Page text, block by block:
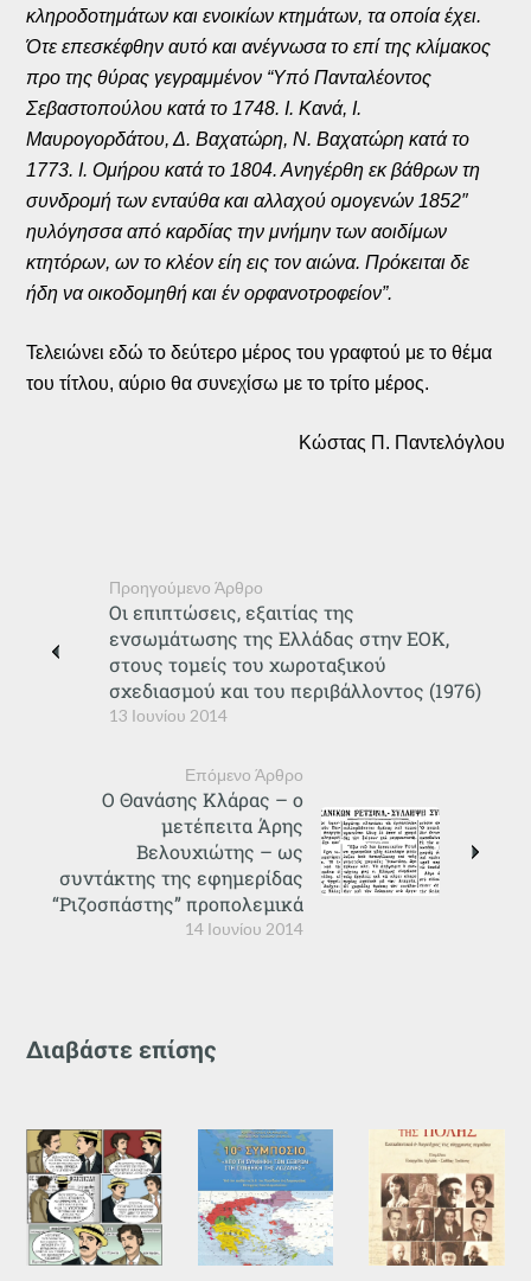
κληροδοτημάτων και ενοικίων κτημάτων, τα οποία έχει.
Ότε επεσκέφθην αυτό και ανέγνωσα το επί της κλίμακος
προ της θύρας γεγραμμένον “Υπό Πανταλέοντος
Σεβαστοπούλου κατά το 1748. Ι. Κανά, Ι.
Μαυρογορδάτου, Δ. Βαχατώρη, Ν. Βαχατώρη κατά το
1773. Ι. Ομήρου κατά το 1804. Ανηγέρθη εκ βάθρων τη
συνδρομή των ενταύθα και αλλαχού ομογενών 1852″
ηυλόγησσα από καρδίας την μνήμην των αοιδίμων
κτητόρων, ων το κλέον είη εις τον αιώνα. Πρόκειται δε
ήδη να οικοδομηθή και έν ορφανοτροφείον”.
Τελειώνει εδώ το δεύτερο μέρος του γραφτού με το θέμα
του τίτλου, αύριο θα συνεχίσω με το τρίτο μέρος.
Κώστας Π. Παντελόγλου
Προηγούμενο Άρθρο
13 Ιουνίου 2014
Οι επιπτώσεις, εξαιτίας της
ενσωμάτωσης της Ελλάδας στην ΕΟΚ,
στους τομείς του χωροταξικού
σχεδιασμού και του περιβάλλοντος (1976)
Επόμενο Άρθρο
14 Ιουνίου 2014
Ο Θανάσης Κλάρας – ο
μετέπειτα Άρης
Βελουχιώτης – ως
συντάκτης της εφημερίδας
“Ριζοσπάστης” προπολεμικά
Διαβάστε επίσης